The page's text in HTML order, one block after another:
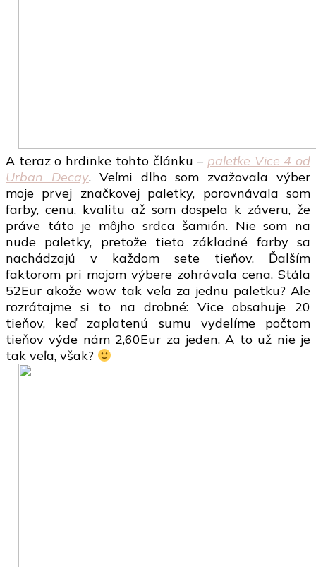
A teraz o hrdinke tohto článku – paletke Vice 4 od
Urban Decay. Veľmi dlho som zvažovala výber
moje prvej značkovej paletky, porovnávala som
farby, cenu, kvalitu až som dospela k záveru, že
práve táto je môjho srdca šamión. Nie som na
nude paletky, pretože tieto základné farby sa
nachádzajú v každom sete tieňov. Ďalším
faktorom pri mojom výbere zohrávala cena. Stála
52Eur akože wow tak veľa za jednu paletku? Ale
rozrátajme si to na drobné: Vice obsahuje 20
tieňov, keď zaplatenú sumu vydelíme počtom
tieňov výde nám 2,60Eur za jeden. A to už nie je
tak veľa, však?